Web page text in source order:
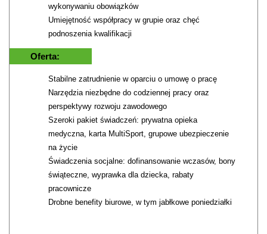
wykonywaniu obowiązków
Umiejętność współpracy w grupie oraz chęć
podnoszenia kwalifikacji
Oferta:
Stabilne zatrudnienie w oparciu o umowę o pracę
Narzędzia niezbędne do codziennej pracy oraz
perspektywy rozwoju zawodowego
Szeroki pakiet świadczeń: prywatna opieka
medyczna, karta MultiSport, grupowe ubezpieczenie
na życie
Świadczenia socjalne: dofinansowanie wczasów, bony
świąteczne, wyprawka dla dziecka, rabaty
pracownicze
Drobne benefity biurowe, w tym jabłkowe poniedziałki